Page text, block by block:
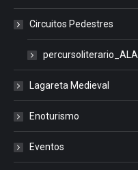
Circuitos Pedestres
percursoliterario_ALA
Lagareta Medieval
Enoturismo
Eventos